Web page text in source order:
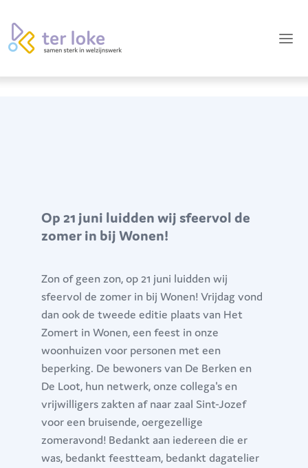
Op 21 juni luidden wij sfeervol de
zomer in bij Wonen!
Zon of geen zon, op 21 juni luidden wij
sfeervol de zomer in bij Wonen! Vrijdag vond
dan ook de tweede editie plaats van Het
Zomert in Wonen, een feest in onze
woonhuizen voor personen met een
beperking. De bewoners van De Berken en
De Loot, hun netwerk, onze collega's en
vrijwilligers zakten af naar zaal Sint-Jozef
voor een bruisende, oergezellige
zomeravond! Bedankt aan iedereen die er
was, bedankt feestteam, bedankt dagatelier